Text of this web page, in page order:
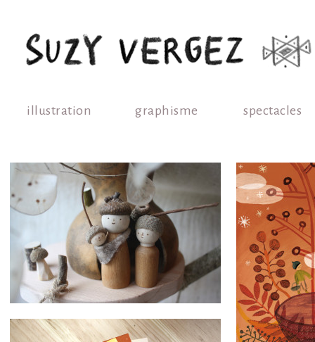
illustration graphisme spectacles